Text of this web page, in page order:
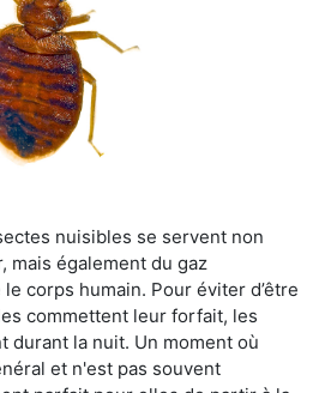
nuisibles se servent non
mais également du gaz
corps humain. Pour éviter d’être
commettent leur forfait, les
durant la nuit. Un moment où
et n'est pas souvent